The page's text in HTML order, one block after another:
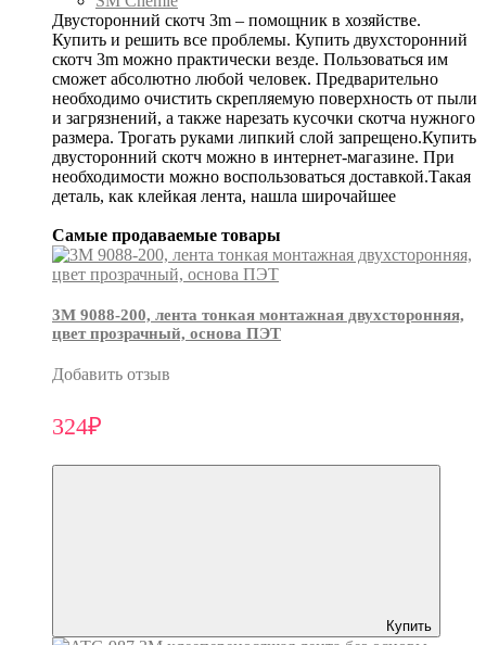
Двусторонний скотч 3m – помощник в хозяйстве.
Купить и решить все проблемы. Купить двухсторонний
скотч 3m можно практически везде. Пользоваться им
сможет абсолютно любой человек. Предварительно
необходимо очистить скрепляемую поверхность от пыли
и загрязнений, а также нарезать кусочки скотча нужного
размера. Трогать руками липкий слой запрещено.Купить
двусторонний скотч можно в интернет-магазине. При
необходимости можно воспользоваться доставкой.Такая
деталь, как клейкая лента, нашла широчайшее
Самые продаваемые товары
3М 9088-200, лента тонкая монтажная двухсторонняя,
цвет прозрачный, основа ПЭТ
Добавить отзыв
324₽
Купить